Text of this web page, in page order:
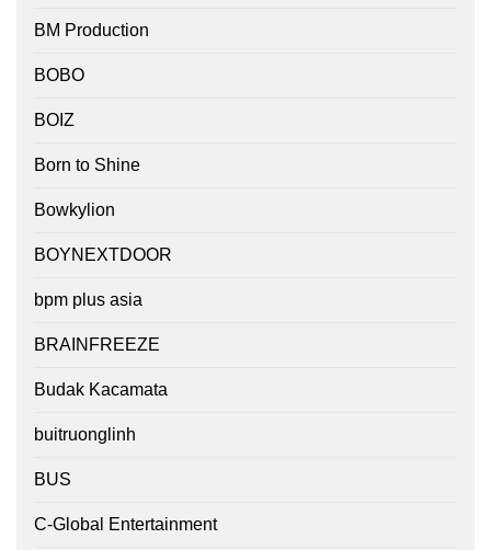
BM Production
BOBO
BOIZ
Born to Shine
Bowkylion
BOYNEXTDOOR
bpm plus asia
BRAINFREEZE
Budak Kacamata
buitruonglinh
BUS
C-Global Entertainment